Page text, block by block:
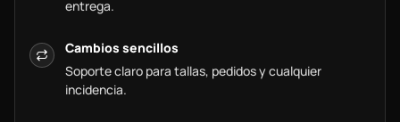
entrega.
Cambios sencillos
Soporte claro para tallas, pedidos y cualquier
incidencia.